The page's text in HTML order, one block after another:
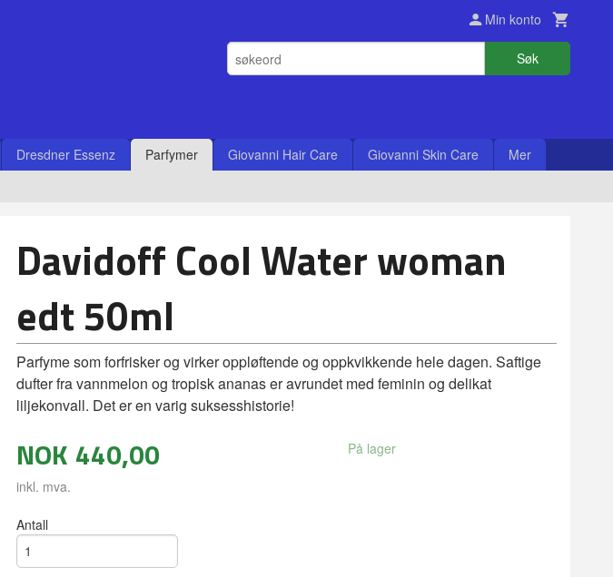
Min konto
Søk
Dresdner Essenz Parfymer Giovanni Hair Care Giovanni Skin Care Mer
Next
Davidoff Cool Water woman
edt 50ml
Parfyme som forfrisker og virker oppløftende og oppkvikkende hele dagen. Saftige
dufter fra vannmelon og tropisk ananas er avrundet med feminin og delikat
liljekonvall. Det er en varig suksesshistorie!
NOK 440,00
inkl. mva.
På lager
Antall